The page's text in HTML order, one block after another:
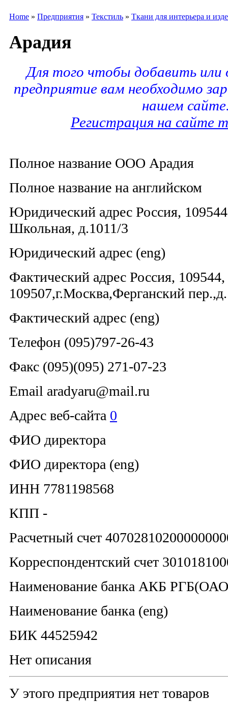
Home » Предприятия » Текстиль » Ткани для интерьера и
Арадия
Для того чтобы добавить
предприятие вам необходимо
нашем
Регистрация на сайте
Полное название ООО Арадия
Полное название на английском
Юридический адрес Россия,
Школьная, д.1011/3
Юридический адрес (eng)
Фактический адрес Россия,
109507,г.Москва,Ферганский
Фактический адрес (eng)
Телефон (095)797-26-43
Факс (095)(095) 271-07-23
Email aradyaru@mail.ru
Адрес веб-сайта 0
ФИО директора
ФИО директора (eng)
ИНН 7781198568
КПП -
Расчетный счет
Корреспондентский счет
Наименование банка АКБ
Наименование банка (eng)
БИК 44525942
Нет описания
У этого предприятия нет товаров